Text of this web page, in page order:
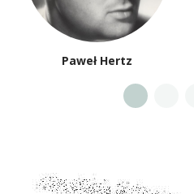
Paweł Hertz